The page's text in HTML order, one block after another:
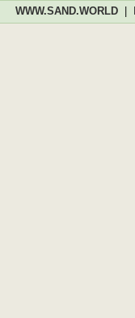
WWW.SAND.WORLD|